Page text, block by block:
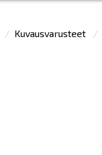
Kuvausvarusteet